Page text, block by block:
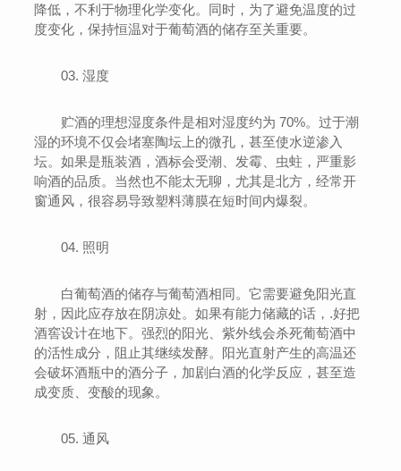
降低，不利于物理化学变化。同时，为了避免温度的过
度变化，保持恒温对于葡萄酒的储存至关重要。
03. 湿度
贮酒的理想湿度条件是相对湿度约为 70%。过于潮
湿的环境不仅会堵塞陶坛上的微孔，甚至使水逆渗入
坛。如果是瓶装酒，酒标会受潮、发霉、虫蛀，严重影
响酒的品质。当然也不能太无聊，尤其是北方，经常开
窗通风，很容易导致塑料薄膜在短时间内爆裂。
04. 照明
白葡萄酒的储存与葡萄酒相同。它需要避免阳光直
射，因此应存放在阴凉处。如果有能力储藏的话，.好把
酒窖设计在地下。强烈的阳光、紫外线会杀死葡萄酒中
的活性成分，阻止其继续发酵。阳光直射产生的高温还
会破坏酒瓶中的酒分子，加剧白酒的化学反应，甚至造
成变质、变酸的现象。
05. 通风